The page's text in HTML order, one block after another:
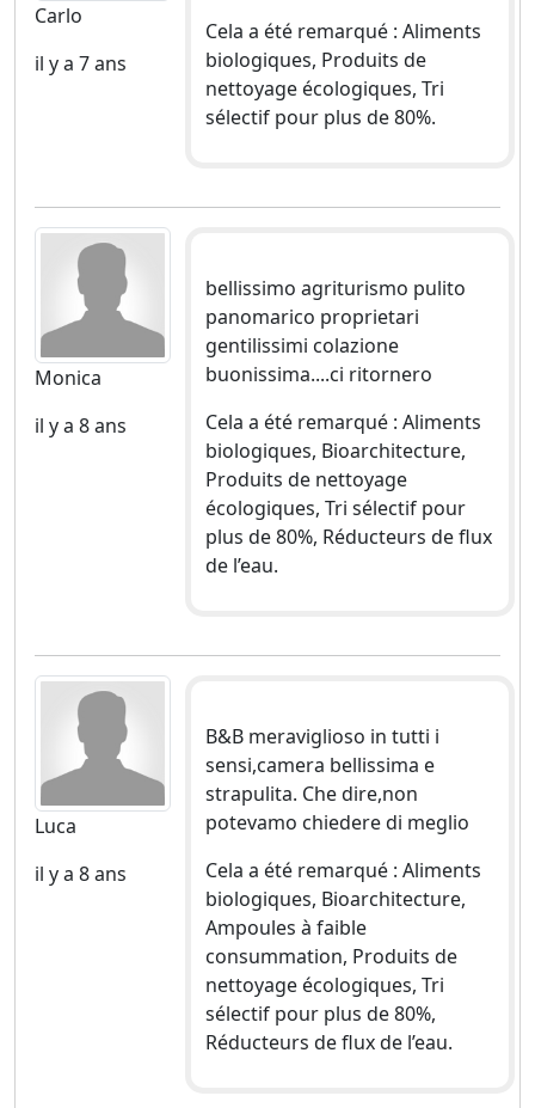
Carlo
il y a 7 ans
Cela a été remarqué : Aliments
biologiques, Produits de
nettoyage écologiques, Tri
sélectif pour plus de 80%.
Monica
il y a 8 ans
bellissimo agriturismo pulito
panomarico proprietari
gentilissimi colazione
buonissima....ci ritornero
Cela a été remarqué : Aliments
biologiques, Bioarchitecture,
Produits de nettoyage
écologiques, Tri sélectif pour
plus de 80%, Réducteurs de flux
de l’eau.
Luca
il y a 8 ans
B&B meraviglioso in tutti i
sensi,camera bellissima e
strapulita. Che dire,non
potevamo chiedere di meglio
Cela a été remarqué : Aliments
biologiques, Bioarchitecture,
Ampoules à faible
consummation, Produits de
nettoyage écologiques, Tri
sélectif pour plus de 80%,
Réducteurs de flux de l’eau.